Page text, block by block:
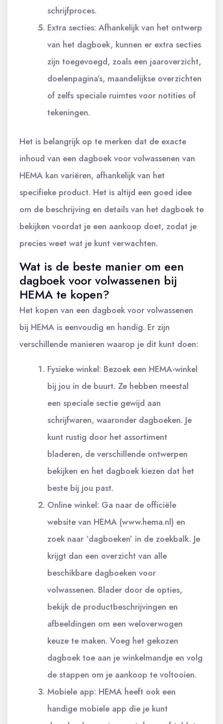
schrijfproces.
Extra secties: Afhankelijk van het ontwerp
van het dagboek, kunnen er extra secties
zijn toegevoegd, zoals een jaaroverzicht,
doelenpagina’s, maandelijkse overzichten
of zelfs speciale ruimtes voor notities of
tekeningen.
Het is belangrijk op te merken dat de exacte
inhoud van een dagboek voor volwassenen van
HEMA kan variëren, afhankelijk van het
specifieke product. Het is altijd een goed idee
om de beschrijving en details van het dagboek te
bekijken voordat je een aankoop doet, zodat je
precies weet wat je kunt verwachten.
Wat is de beste manier om een
dagboek voor volwassenen bij
HEMA te kopen?
Het kopen van een dagboek voor volwassenen
bij HEMA is eenvoudig en handig. Er zijn
verschillende manieren waarop je dit kunt doen:
Fysieke winkel: Bezoek een HEMA-winkel
bij jou in de buurt. Ze hebben meestal
een speciale sectie gewijd aan
schrijfwaren, waaronder dagboeken. Je
kunt rustig door het assortiment
bladeren, de verschillende ontwerpen
bekijken en het dagboek kiezen dat het
beste bij jou past.
Online winkel: Ga naar de officiële
website van HEMA (www.hema.nl) en
zoek naar ‘dagboeken’ in de zoekbalk. Je
krijgt dan een overzicht van alle
beschikbare dagboeken voor
volwassenen. Blader door de opties,
bekijk de productbeschrijvingen en
afbeeldingen om een weloverwogen
keuze te maken. Voeg het gekozen
dagboek toe aan je winkelmandje en volg
de stappen om je aankoop te voltooien.
Mobiele app: HEMA heeft ook een
handige mobiele app die je kunt